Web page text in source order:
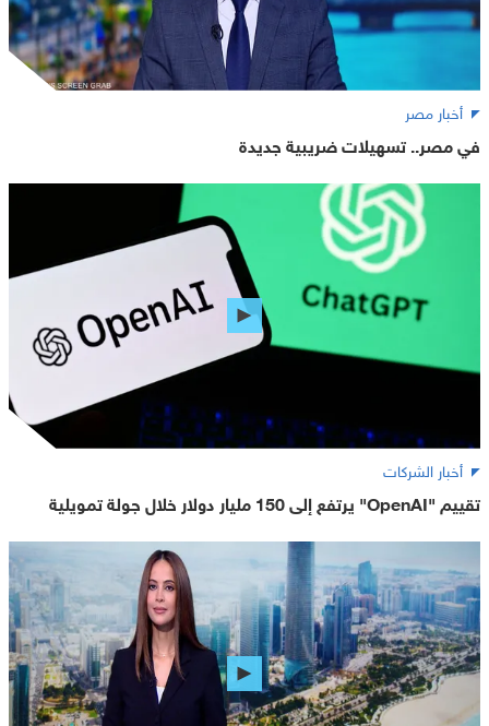
أخبار مصر
في مصر.. تسهيلات ضريبية جديدة
أخبار الشركات
تقييم "OpenAI" يرتفع إلى 150 مليار دولار خلال جولة تمويلية